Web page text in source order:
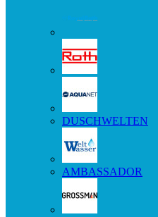
DUSCHWELTEN
AMBASSADOR